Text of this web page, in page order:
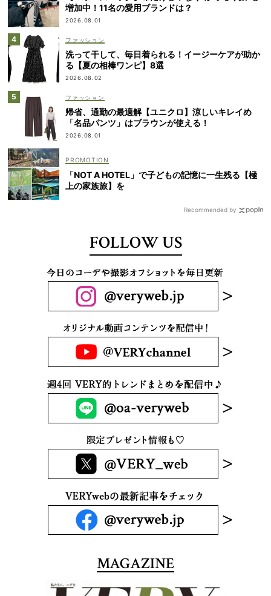
増加中！11名の愛用ブランドは？
2026.08.01
ファッション
洗って干して、毎日着られる！イージーケアが助か
る【夏の相棒ワンピ】8選
2026.08.02
ファッション
帰省、通勤の最適解【ユニクロ】涼しいキレイめ
「名品パンツ」はブラウンが使える！
2026.08.01
「NOT A HOTEL」で子どもの記憶に一生残る【極
上の家族旅】を
Recommended by
FOLLOW US
MAGAZINE